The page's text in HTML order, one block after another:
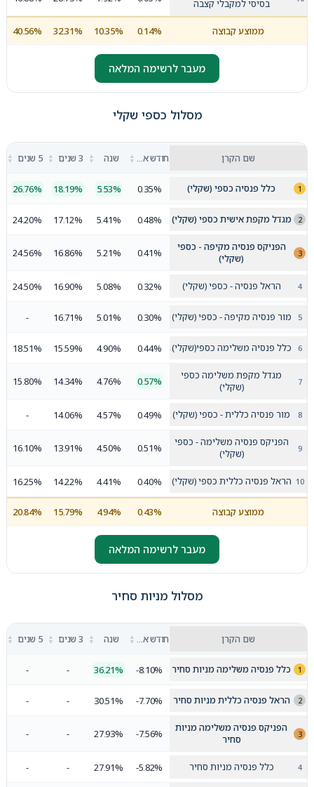
בסיסי למקבלי קצבה
ממוצע קבוצה 0.14%
10.35%
32.31%
40.56%
מעבר לרשימה המלאה
מסלול כספי שקלי
שם הקרן ▲
▼ שנה ▲
▼ 3 שנים ▲
▼ 5 שנים ▲
▼
כלל פנסיה כספי (שקלי) 0.35%
5.53%
18.19%
26.76%
מגדל מקפת אישית כספי (שקלי) 0.48%
5.41%
17.12%
24.20%
הפניקס פנסיה מקיפה - כספי
(שקלי)
0.41%
5.21%
16.86%
24.56%
הראל פנסיה - כספי (שקלי) 0.32%
5.08%
16.90%
24.50%
מור פנסיה מקיפה - כספי (שקלי) 0.30%
5.01%
16.71%
-
כלל פנסיה משלימה כספי(שקלי) 0.44%
4.90%
15.59%
18.51%
מגדל מקפת משלימה כספי
(שקלי)
0.57%
4.76%
14.34%
15.80%
מור פנסיה כללית - כספי (שקלי) 0.49%
4.57%
14.06%
-
הפניקס פנסיה משלימה - כספי
(שקלי)
0.51%
4.50%
13.91%
16.10%
הראל פנסיה כללית כספי (שקלי) 0.40%
4.41%
14.22%
16.25%
ממוצע קבוצה 0.43%
4.94%
15.79%
20.84%
מעבר לרשימה המלאה
מסלול מניות סחיר
שם הקרן ▲
▼ שנה ▲
▼ 3 שנים ▲
▼ 5 שנים ▲
▼
כלל פנסיה משלימה מניות סחיר -8.10%
36.21%
-
-
הראל פנסיה כללית מניות סחיר -7.70%
30.51%
-
-
הפניקס פנסיה משלימה מניות
סחיר
-7.56%
27.93%
-
-
כלל פנסיה מניות סחיר -5.82%
27.91%
-
-